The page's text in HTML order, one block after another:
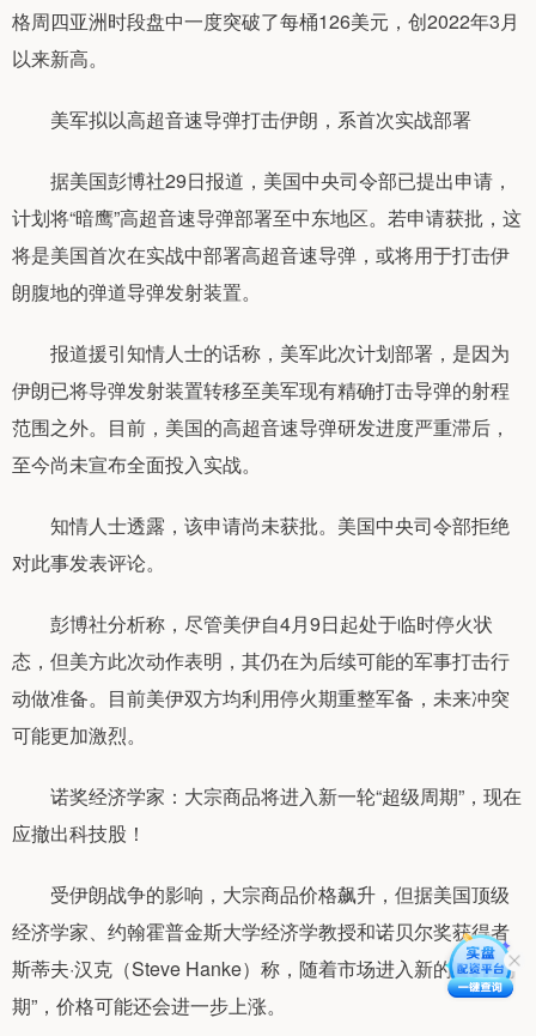
格周四亚洲时段盘中一度突破了每桶126美元，创2022年3月
以来新高。
美军拟以高超音速导弹打击伊朗，系首次实战部署
据美国彭博社29日报道，美国中央司令部已提出申请，
计划将“暗鹰”高超音速导弹部署至中东地区。若申请获批，这
将是美国首次在实战中部署高超音速导弹，或将用于打击伊
朗腹地的弹道导弹发射装置。
报道援引知情人士的话称，美军此次计划部署，是因为
伊朗已将导弹发射装置转移至美军现有精确打击导弹的射程
范围之外。目前，美国的高超音速导弹研发进度严重滞后，
至今尚未宣布全面投入实战。
知情人士透露，该申请尚未获批。美国中央司令部拒绝
对此事发表评论。
彭博社分析称，尽管美伊自4月9日起处于临时停火状
态，但美方此次动作表明，其仍在为后续可能的军事打击行
动做准备。目前美伊双方均利用停火期重整军备，未来冲突
可能更加激烈。
诺奖经济学家：大宗商品将进入新一轮“超级周期”，现在
应撤出科技股！
受伊朗战争的影响，大宗商品价格飙升，但据美国顶级
经济学家、约翰霍普金斯大学经济学教授和诺贝尔奖获得者
斯蒂夫·汉克（Steve Hanke）称，随着市场进入新的“超级周
期”，价格可能还会进一步上涨。